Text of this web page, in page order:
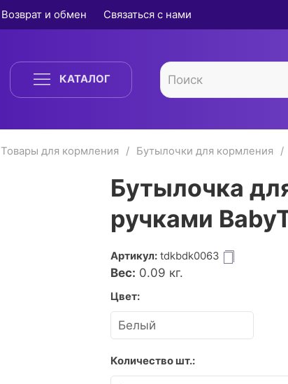
Возврат и обмен Связаться с нами
КАТАЛОГ
Товары для кормления Бутылочки для кормления
Бутылочка
ручками
Артикул: tdkbdk0063
Вес: 0.09 кг.
Цвет:
Количество шт.: